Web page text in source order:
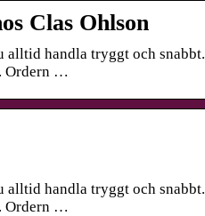
Clas Ohlson
alltid handla tryggt och snabbt.
Ordern …
alltid handla tryggt och snabbt.
Ordern …